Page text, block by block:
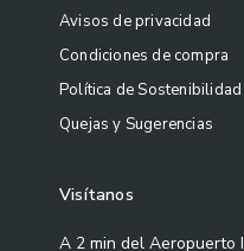
Avisos de privacidad
Condiciones de compra
Política de Sostenibilidad
Quejas y Sugerencias
Visítanos
A 2 min del Aeropuerto